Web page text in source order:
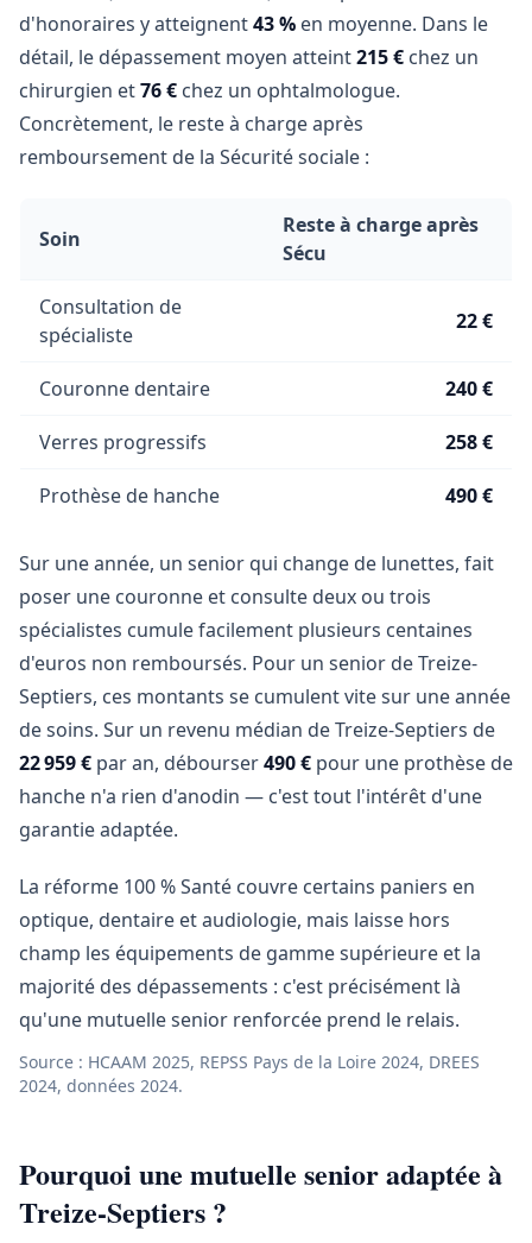
d'honoraires y atteignent43 % en moyenne. Dans le
détail, le dépassement moyen atteint215 € chez un
chirurgien et76 € chez un ophtalmologue.
Concrètement, le reste à charge après
remboursement de la Sécurité sociale :
Soin
Reste à charge après
Sécu
Consultation de
spécialiste
22 €
Couronne dentaire 240 €
Verres progressifs 258 €
Prothèse de hanche 490 €
Sur une année, un senior qui change de lunettes, fait
poser une couronne et consulte deux ou trois
spécialistes cumule facilement plusieurs centaines
d'euros non remboursés. Pour un senior de Treize-
Septiers, ces montants se cumulent vite sur une année
de soins. Sur un revenu médian de Treize-Septiers de
22 959 € par an, débourser490 € pour une prothèse de
hanche n'a rien d'anodin — c'est tout l'intérêt d'une
garantie adaptée.
La réforme 100 % Santé couvre certains paniers en
optique, dentaire et audiologie, mais laisse hors
champ les équipements de gamme supérieure et la
majorité des dépassements : c'est précisément là
qu'une mutuelle senior renforcée prend le relais.
Source : HCAAM 2025, REPSS Pays de la Loire 2024, DREES
2024, données 2024.
Pourquoi une mutuelle senior adaptée à
Treize-Septiers ?